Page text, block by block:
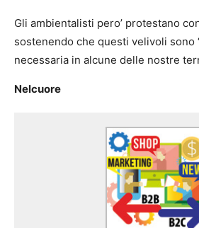
Gli ambientalisti pero’ protestano
sostenendo che questi velivoli sono
necessaria in alcune delle nostre
Nelcuore